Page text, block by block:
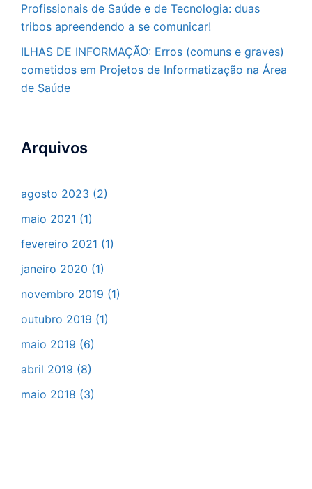
Profissionais de Saúde e de Tecnologia: duas
tribos apreendendo a se comunicar!
ILHAS DE INFORMAÇÃO: Erros (comuns e graves)
cometidos em Projetos de Informatização na Área
de Saúde
Arquivos
agosto 2023 (2)
maio 2021 (1)
fevereiro 2021 (1)
janeiro 2020 (1)
novembro 2019 (1)
outubro 2019 (1)
maio 2019 (6)
abril 2019 (8)
maio 2018 (3)